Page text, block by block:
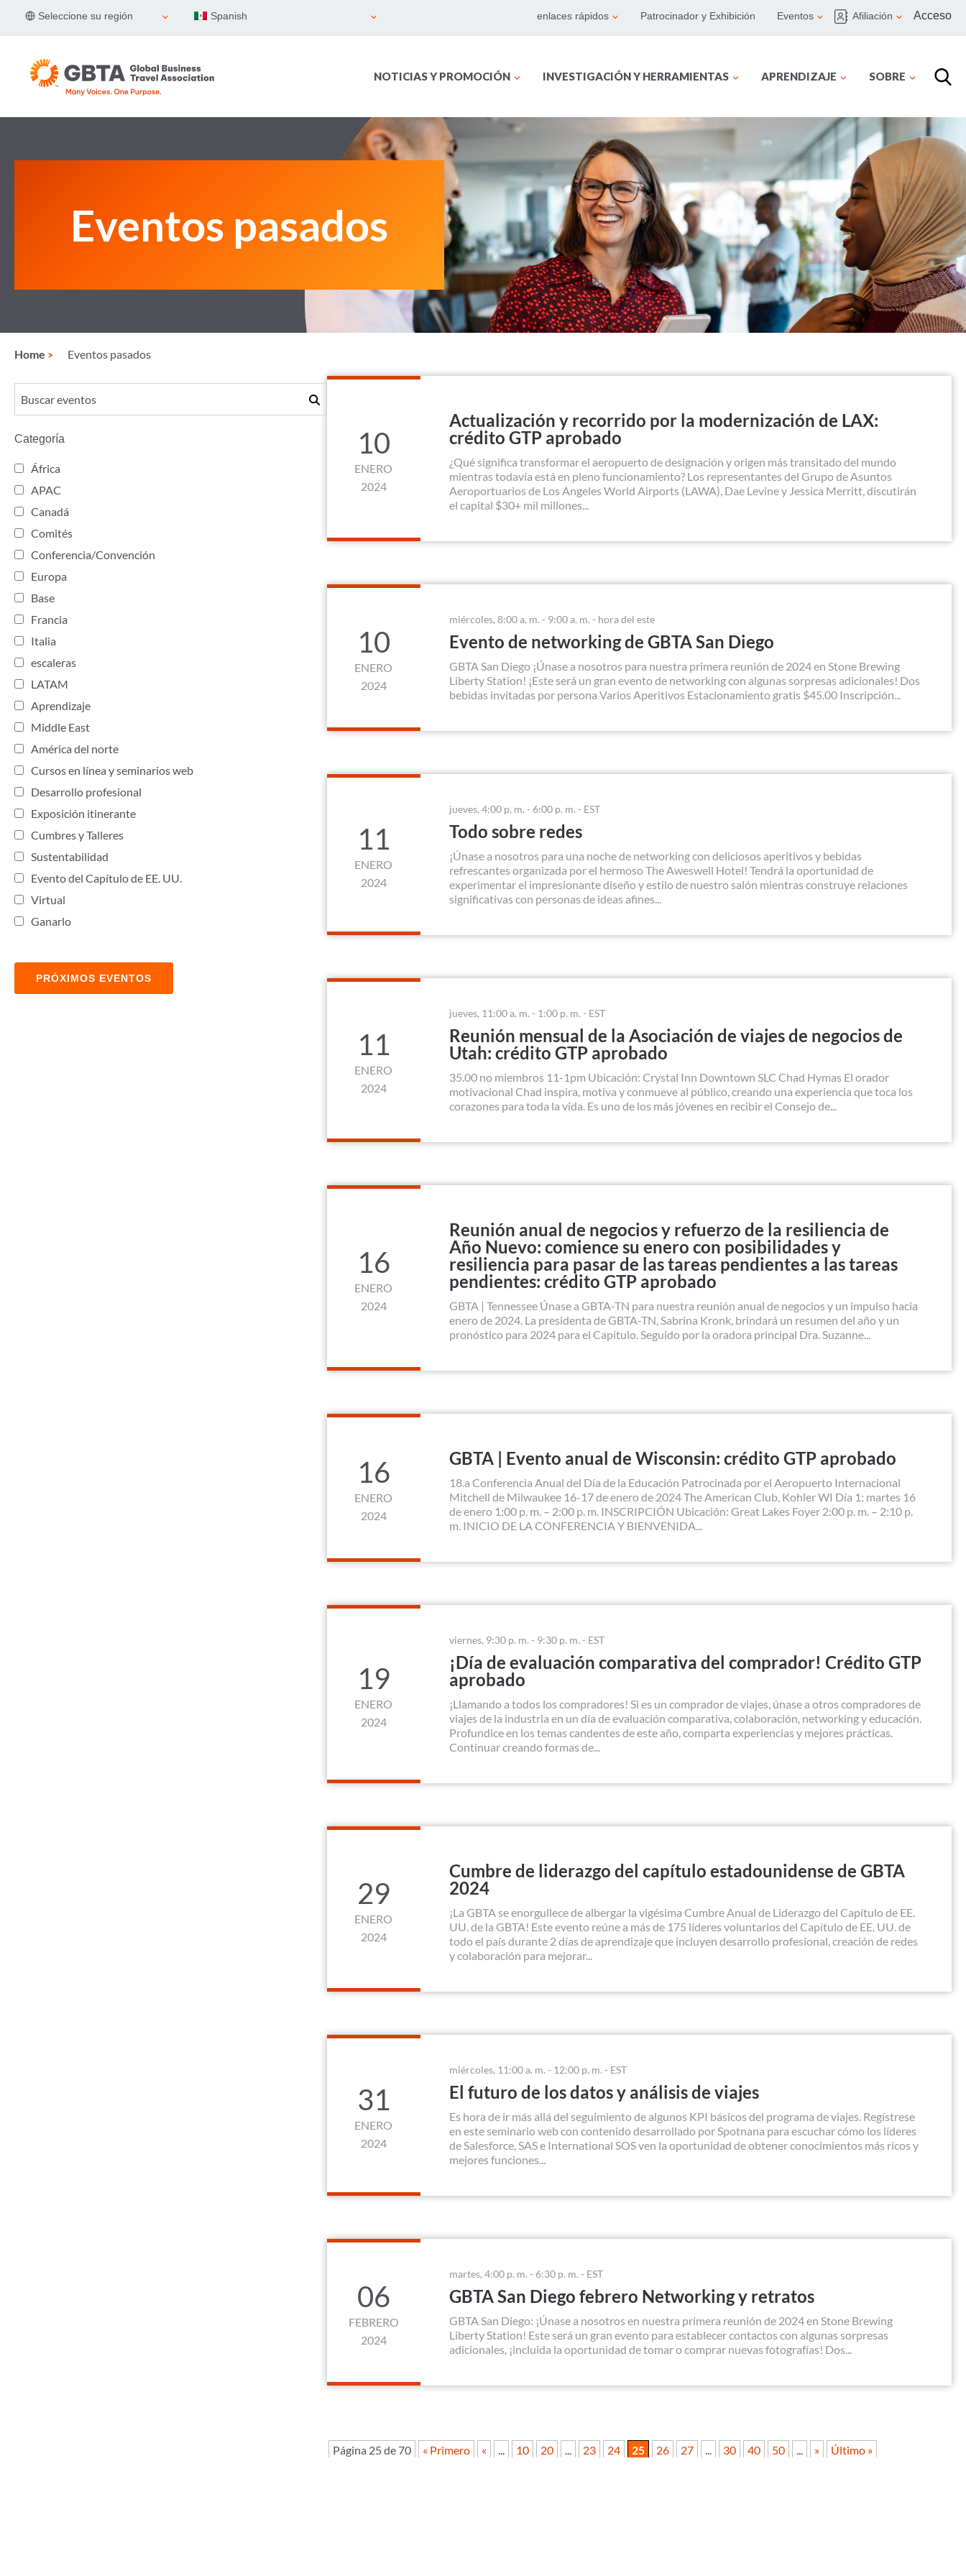
Seleccione su región Spanish enlaces rápidos Patrocinador y Exhibición Eventos Afiliación Acceso
NOTICIAS Y PROMOCIÓN INVESTIGACIÓN Y HERRAMIENTAS APRENDIZAJE SOBRE
Eventos pasados
Home Eventos pasados
Categoría
África
APAC
Canadá
Comités
Conferencia/Convención
Europa
Base
Francia
Italia
escaleras
LATAM
Aprendizaje
Middle East
América del norte
Cursos en línea y seminarios web
Desarrollo profesional
Exposición itinerante
Cumbres y Talleres
Sustentabilidad
Evento del Capítulo de EE. UU.
Virtual
Ganarlo
PRÓXIMOS EVENTOS
10
ENERO
2024
Actualización y recorrido por la modernización de LAX:
crédito GTP aprobado
¿Qué significa transformar el aeropuerto de designación y origen más transitado del mundo
mientras todavía está en pleno funcionamiento? Los representantes del Grupo de Asuntos
Aeroportuarios de Los Angeles World Airports (LAWA), Dae Levine y Jessica Merritt, discutirán
el capital $30+ mil millones...
10
ENERO
2024
miércoles, 8:00 a. m. - 9:00 a. m. - hora del este
Evento de networking de GBTA San Diego
GBTA San Diego ¡Únase a nosotros para nuestra primera reunión de 2024 en Stone Brewing
Liberty Station! ¡Este será un gran evento de networking con algunas sorpresas adicionales! Dos
bebidas invitadas por persona Varios Aperitivos Estacionamiento gratis $45.00 Inscripción...
11
ENERO
2024
jueves, 4:00 p. m. - 6:00 p. m. - EST
Todo sobre redes
¡Únase a nosotros para una noche de networking con deliciosos aperitivos y bebidas
refrescantes organizada por el hermoso The Aweswell Hotel! Tendrá la oportunidad de
experimentar el impresionante diseño y estilo de nuestro salón mientras construye relaciones
significativas con personas de ideas afines...
11
ENERO
2024
jueves, 11:00 a. m. - 1:00 p. m. - EST
Reunión mensual de la Asociación de viajes de negocios de
Utah: crédito GTP aprobado
35.00 no miembros 11-1pm Ubicación: Crystal Inn Downtown SLC Chad Hymas El orador
motivacional Chad inspira, motiva y conmueve al público, creando una experiencia que toca los
corazones para toda la vida. Es uno de los más jóvenes en recibir el Consejo de...
16
ENERO
2024
Reunión anual de negocios y refuerzo de la resiliencia de
Año Nuevo: comience su enero con posibilidades y
resiliencia para pasar de las tareas pendientes a las tareas
pendientes: crédito GTP aprobado
GBTA | Tennessee Únase a GBTA-TN para nuestra reunión anual de negocios y un impulso hacia
enero de 2024. La presidenta de GBTA-TN, Sabrina Kronk, brindará un resumen del año y un
pronóstico para 2024 para el Capítulo. Seguido por la oradora principal Dra. Suzanne...
16
ENERO
2024
GBTA | Evento anual de Wisconsin: crédito GTP aprobado
18.a Conferencia Anual del Día de la Educación Patrocinada por el Aeropuerto Internacional
Mitchell de Milwaukee 16-17 de enero de 2024 The American Club, Kohler WI Día 1: martes 16
de enero 1:00 p. m. – 2:00 p. m. INSCRIPCIÓN Ubicación: Great Lakes Foyer 2:00 p. m. – 2:10 p.
m. INICIO DE LA CONFERENCIA Y BIENVENIDA...
19
ENERO
2024
viernes, 9:30 p. m. - 9:30 p. m. - EST
¡Día de evaluación comparativa del comprador! Crédito GTP
aprobado
¡Llamando a todos los compradores! Si es un comprador de viajes, únase a otros compradores de
viajes de la industria en un día de evaluación comparativa, colaboración, networking y educación.
Profundice en los temas candentes de este año, comparta experiencias y mejores prácticas.
Continuar creando formas de...
29
ENERO
2024
Cumbre de liderazgo del capítulo estadounidense de GBTA
2024
¡La GBTA se enorgullece de albergar la vigésima Cumbre Anual de Liderazgo del Capítulo de EE.
UU. de la GBTA! Este evento reúne a más de 175 líderes voluntarios del Capítulo de EE. UU. de
todo el país durante 2 días de aprendizaje que incluyen desarrollo profesional, creación de redes
y colaboración para mejorar...
31
ENERO
2024
miércoles, 11:00 a. m. - 12:00 p. m. - EST
El futuro de los datos y análisis de viajes
Es hora de ir más allá del seguimiento de algunos KPI básicos del programa de viajes. Regístrese
en este seminario web con contenido desarrollado por Spotnana para escuchar cómo los líderes
de Salesforce, SAS e International SOS ven la oportunidad de obtener conocimientos más ricos y
mejores funciones...
06
FEBRERO
2024
martes, 4:00 p. m. - 6:30 p. m. - EST
GBTA San Diego febrero Networking y retratos
GBTA San Diego: ¡Únase a nosotros en nuestra primera reunión de 2024 en Stone Brewing
Liberty Station! Este será un gran evento para establecer contactos con algunas sorpresas
adicionales, ¡incluida la oportunidad de tomar o comprar nuevas fotografías! Dos...
Página 25 de 70 « Primero « ... 10 20 ... 23 24 25 26 27 ... 30 40 50 ... » Último »